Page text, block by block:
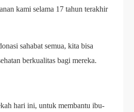
kami selama 17 tahun terakhir
sahabat semua, kita bisa
berkualitas bagi mereka.
hari ini, untuk membantu ibu-